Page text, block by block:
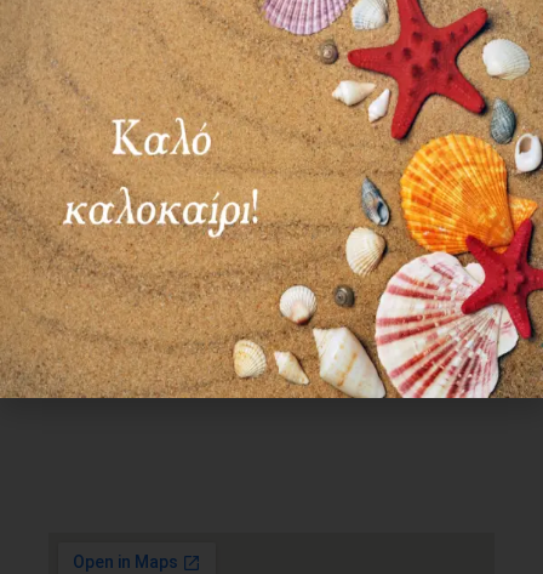
ΣΑΒ – ΚΥΡ: ΚΛΕΙΣΤΑ
Χρήσιμα Links
Όροι Χρήσης
Πολιτική απορρήτου
Τρόποι πληρωμής
Τρόποι αποστολής